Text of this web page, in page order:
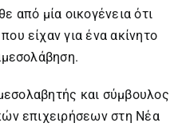
από μία οικογένεια ότι
είχαν για ένα ακίνητο
και σύμβουλος
επιχειρήσεων στη Νέα